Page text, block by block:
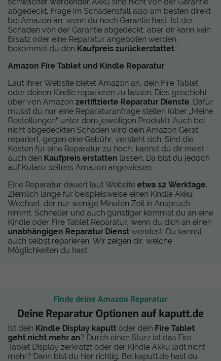
schwächer werdender Akku sind nicht von der Garantie
abgedeckt. Frage im Schadensfall also am besten direkt
bei Amazon an, wenn du noch Garantie hast. Ist der
Schaden von der Garantie abgedeckt, aber dir kann kein
Ersatz oder eine Reparatur angeboten werden,
bekommst du den Kaufpreis zurückerstattet.
Amazon Fire Tablet und Kindle Reparatur
Laut ihrer Website bietet Amazon an, dein Fire Tablet
oder deinen Kindle reparieren zu lassen. Dies geschieht
über von Amazon zertifizierte Reparatur Dienste. Dafür
musst du nur eine Reparaturanfrage stellen (über „Meine
Bestellungen“ unter dem jeweiligen Produkt). Auch bei
nicht abgedeckten Schäden wird dein Amazon Gerät
repariert, gegen eine Gebühr, versteht sich. Sind die
Kosten für eine Reparatur zu hoch, kannst du dir meist
auch den Kaufpreis erstatten lassen. Da bist du jedoch
auf Kulanz seitens Amazon angewiesen.
Eine Reparatur dauert laut Website etwa 12 Werktage.
Ziemlich lange für beispielsweise einen Kindle Akku
Wechsel, der nur wenige Minuten Zeit in Anspruch
nimmt. Schneller und auch günstiger kommst du an eine
Kindle oder Fire Tablet Reparatur, wenn du dich an einen
unabhängigen Reparatur Dienst wendest. Du kannst
auch selbst reparieren. Wir zeigen dir, welche
Möglichkeiten du hast.
Finde deine Amazon Reparatur
Deine Reparatur Optionen auf kaputt.de
Ist dein Kindle Display kaputt oder dein Fire Tablet
geht nicht mehr an? Durch einen Sturz ist das Fire
Tablet Display zerkratzt oder der Kindle Akku lädt nicht
mehr? Dann bist du hier richtig. Bei kaputt.de hast du